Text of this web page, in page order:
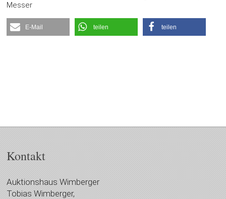
Messer
E-Mail teilen teilen
Kontakt
Auktionshaus Wimberger
Tobias Wimberger,